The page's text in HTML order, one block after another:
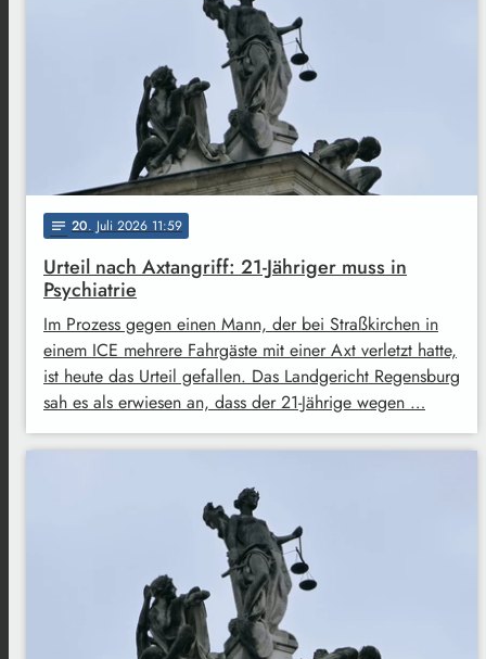
notes 20. Juli 2026 11:59
Urteil nach Axtangriff: 21-Jähriger muss in
Psychiatrie
Im Prozess gegen einen Mann, der bei Straßkirchen in
einem ICE mehrere Fahrgäste mit einer Axt verletzt hatte,
ist heute das Urteil gefallen. Das Landgericht Regensburg
sah es als erwiesen an, dass der 21-Jährige wegen …